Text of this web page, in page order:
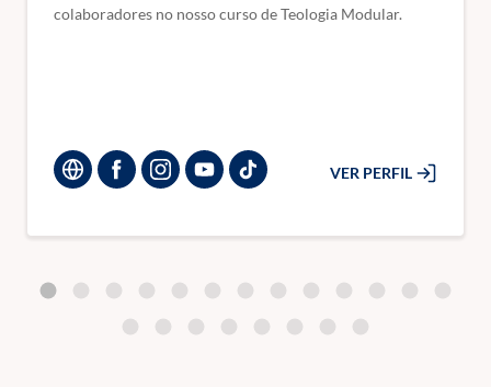
colaboradores no nosso curso de Teologia Modular.
VER PERFIL